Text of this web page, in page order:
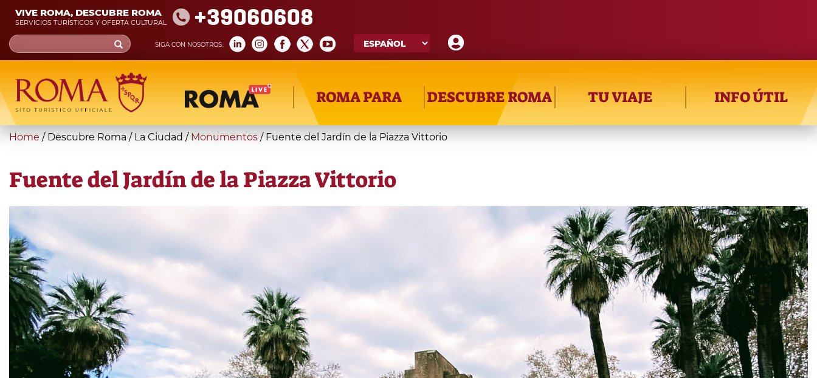
Skip
main
content
VIVE ROMA, DESCUBRE ROMA
SERVICIOS TURÍSTICOS Y OFERTA CULTURAL +39060608
SIGA CON NOSOTROS:
Search
form
Búsqueda
ROMA PARA DESCUBRE ROMA TU VIAJE INFO ÚTIL
You
here
Home / Descubre Roma / La Ciudad / Monumentos / Fuente del Jardín de la Piazza Vittorio
Fuente del Jardín de la Piazza Vittorio